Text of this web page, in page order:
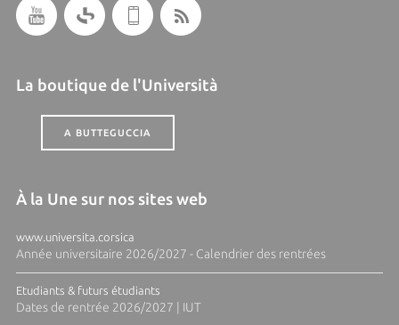
La boutique de l'Università
A BUTTEGUCCIA
À la Une sur nos sites web
www.universita.corsica
Année universitaire 2026/2027 - Calendrier des rentrées
Etudiants & futurs étudiants
Dates de rentrée 2026/2027 | IUT